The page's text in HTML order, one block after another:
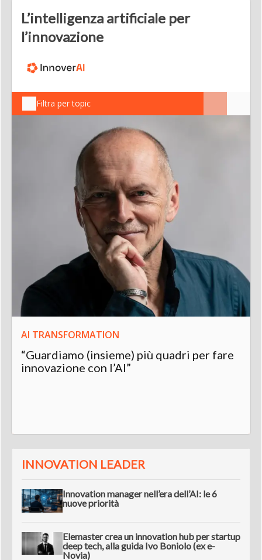
L’intelligenza artificiale per
l’innovazione
Filtra per topic
AI TRANSFORMATION
“Guardiamo (insieme) più quadri per fare
innovazione con l’AI”
INNOVATION LEADER
Innovation manager nell’era dell’AI: le 6
nuove priorità
Elemaster crea un innovation hub per startup
deep tech, alla guida Ivo Boniolo (ex e-
Novia)